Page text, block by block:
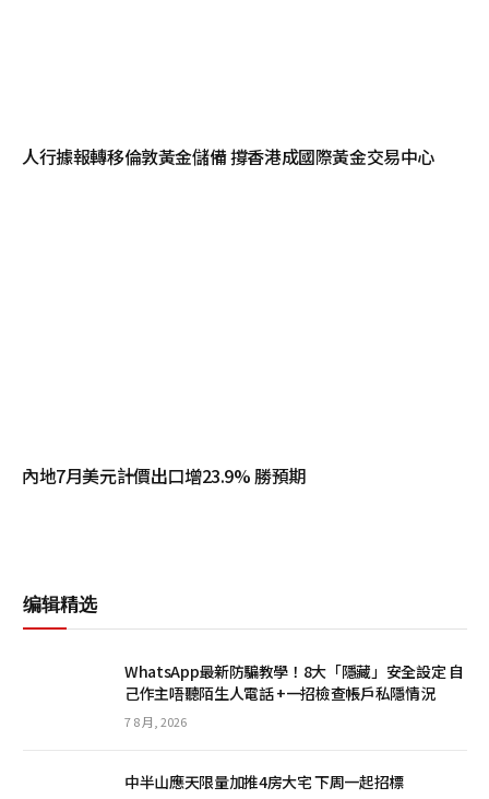
人行據報轉移倫敦黃金儲備 撐香港成國際黃金交易中心
內地7月美元計價出口增23.9% 勝預期
编辑精选
WhatsApp最新防騙教學！8大「隱藏」安全設定 自
己作主唔聽陌生人電話 +一招檢查帳戶私隱情況
7 8 月, 2026
中半山應天限量加推4房大宅 下周一起招標